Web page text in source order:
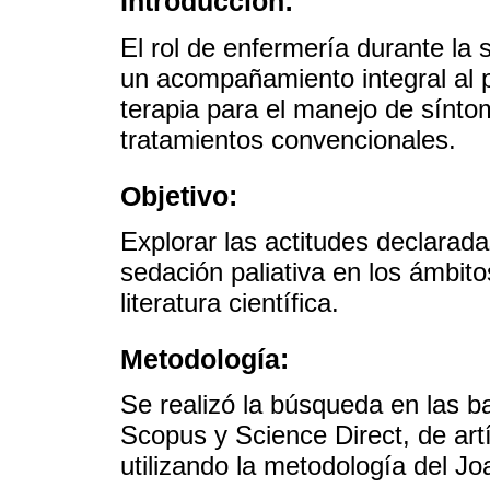
El rol de enfermería durante la
un acompañamiento integral al
terapia para el manejo de
tratamientos convencionales.
Objetivo:
Explorar las actitudes
sedación paliativa en los
literatura científica.
Metodología:
Se realizó la búsqueda en las
Scopus y Science Direct, de
utilizando la metodología del